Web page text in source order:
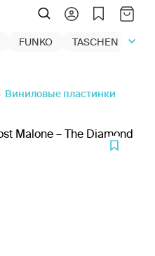
FUNKO TASCHEN
Виниловые пластинки